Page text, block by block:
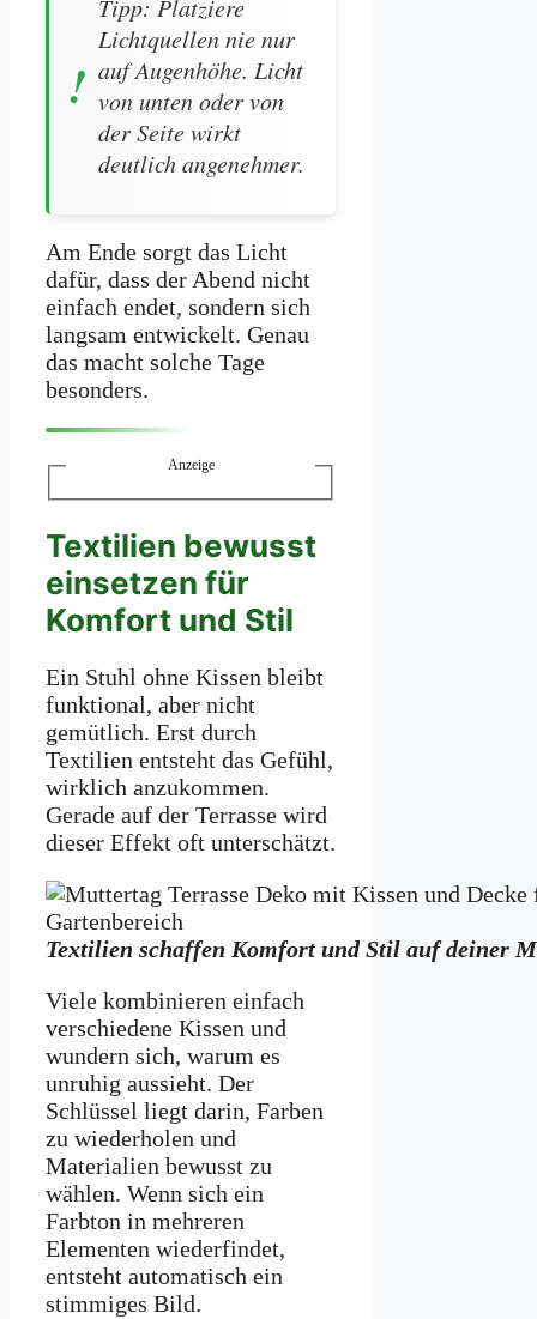
Tipp: Platziere
Lichtquellen nie nur
auf Augenhöhe. Licht
von unten oder von
der Seite wirkt
deutlich angenehmer.
Am Ende sorgt das Licht
dafür, dass der Abend nicht
einfach endet, sondern sich
langsam entwickelt. Genau
das macht solche Tage
besonders.
Anzeige
Textilien bewusst
einsetzen für
Komfort und Stil
Ein Stuhl ohne Kissen bleibt
funktional, aber nicht
gemütlich. Erst durch
Textilien entsteht das Gefühl,
wirklich anzukommen.
Gerade auf der Terrasse wird
dieser Effekt oft unterschätzt.
Textilien schaffen Komfort und Stil auf deiner
Viele kombinieren einfach
verschiedene Kissen und
wundern sich, warum es
unruhig aussieht. Der
Schlüssel liegt darin, Farben
zu wiederholen und
Materialien bewusst zu
wählen. Wenn sich ein
Farbton in mehreren
Elementen wiederfindet,
entsteht automatisch ein
stimmiges Bild.